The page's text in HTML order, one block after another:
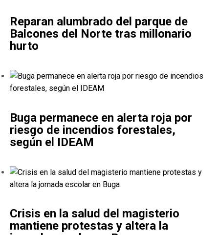
Reparan alumbrado del parque de
Balcones del Norte tras millonario
hurto
Buga permanece en alerta roja por
riesgo de incendios forestales,
según el IDEAM
Crisis en la salud del magisterio
mantiene protestas y altera la